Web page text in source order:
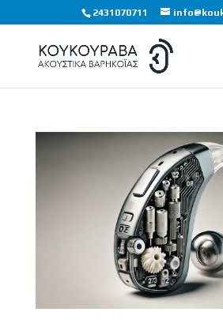
2431070711